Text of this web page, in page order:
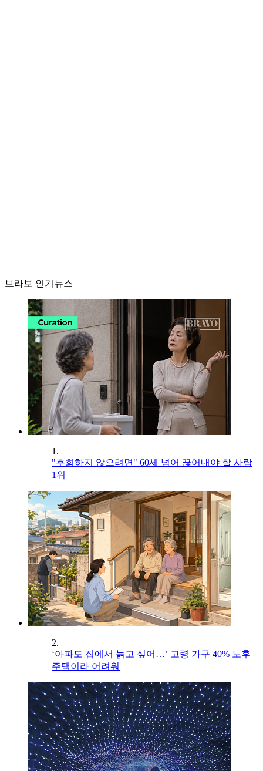
브라보 인기뉴스
1.
"후회하지 않으려면" 60세 넘어 끊어내야 할 사람
1위
2.
‘아파도 집에서 늙고 싶어…’ 고령 가구 40% 노후
주택이라 어려워